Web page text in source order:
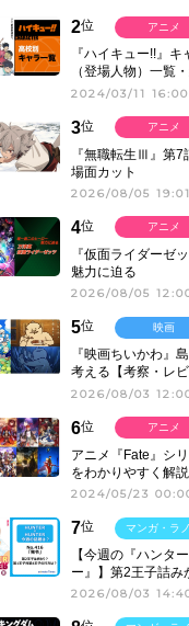
2位
『ハイキュー!!』キ
（登場人物）一覧
2024/03/11 16:00
アニメ
3位
『無職転生Ⅲ』第7
場面カット
2026/08/05 19:01
アニメ
4位
『仮面ライダーゼ
魅力に迫る
2026/08/05
アニメ
5位
『映画ちいかわ』
考える【考察・レビ
2026/08/03
映画
6位
アニメ『Fate』シ
をわかりやすく解説
2024/05/23
アニメ
7位
【今週の『ハンタ
ー』】第2王子詰
子と第4王子が対峙
2026/08/03
マンガ・ラ